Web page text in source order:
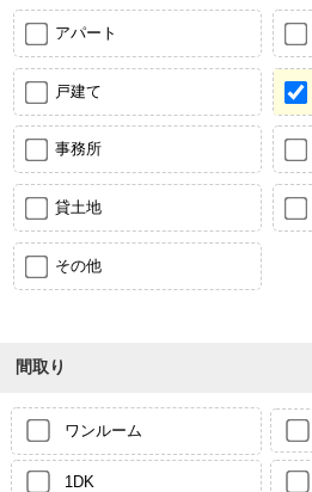
アパート
戸建て
事務所
貸土地
その他
間取り
ワンルーム
1DK